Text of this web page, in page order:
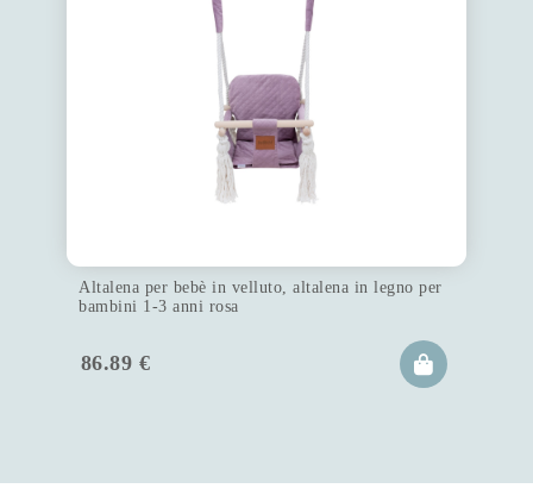
Altalena per bebè in velluto, altalena in legno per
bambini 1-3 anni rosa
86.89 €